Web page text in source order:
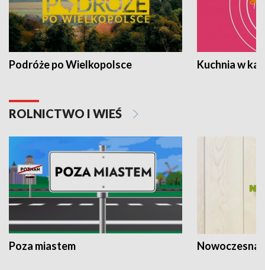
Podróże po Wielkopolsce Kuchnia w
ROLNICTWO I WIEŚ
Poza miastem Nowoczesna